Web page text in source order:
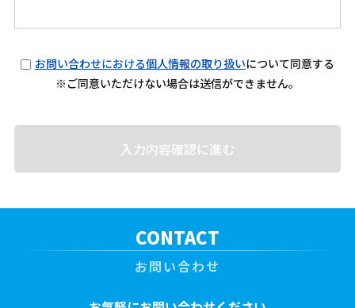
お問い合わせにおける個人情報の取り扱いについて同意する
※ご同意いただけない場合は送信ができません。
CONTACT
お問い合わせ